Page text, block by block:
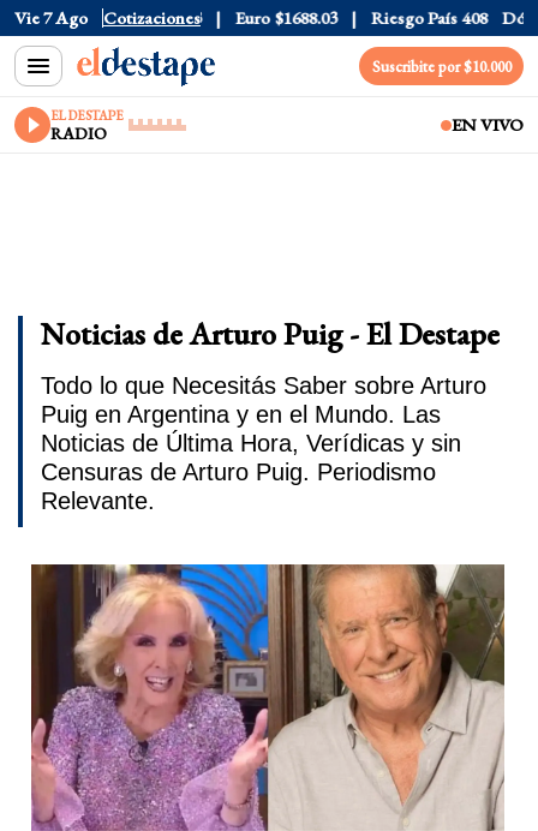
Vie 7 Ago Cotizaciones
Dólar CCL $1577.3 Euro $1688.03 Riesgo País 408 Dólar
Suscribite por $10.000
EL DESTAPE
RADIO EN VIVO
Noticias de Arturo Puig - El Destape
Todo lo que Necesitás Saber sobre Arturo
Puig en Argentina y en el Mundo. Las
Noticias de Última Hora, Verídicas y sin
Censuras de Arturo Puig. Periodismo
Relevante.